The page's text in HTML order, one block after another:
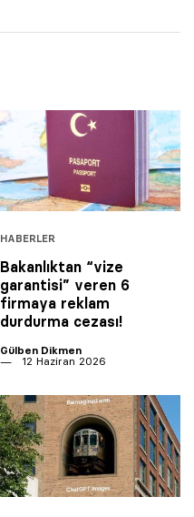
HABERLER
Bakanlıktan “vize
garantisi” veren 6
firmaya reklam
durdurma cezası!
Gülben Dikmen
12 Haziran 2026